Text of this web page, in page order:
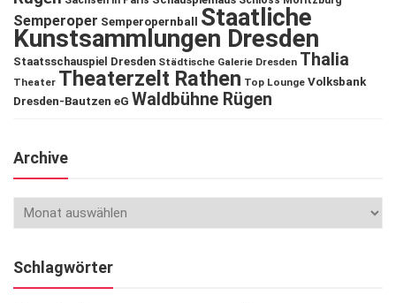
Semperoper Semperopernball Staatliche
Kunstsammlungen Dresden
Staatsschauspiel Dresden Städtische Galerie Dresden Thalia
Theater Theaterzelt Rathen Top Lounge Volksbank
Dresden-Bautzen eG Waldbühne Rügen
Archive
Schlagwörter